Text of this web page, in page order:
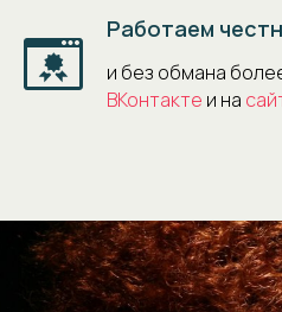
Работаем
и без обмана
ВКонтакте и на